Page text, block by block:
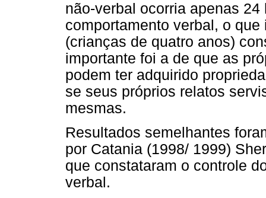
não-verbal ocorria apenas
comportamento verbal, o
(crianças de quatro anos)
importante foi a de que as
podem ter adquirido
se seus próprios relatos
mesmas.
Resultados semelhantes
por Catania (1998/ 1999)
que constataram o controle
verbal.